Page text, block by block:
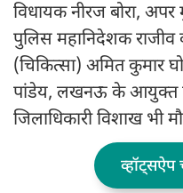
विधायक नीरज बोरा,
पुलिस महानिदेशक
(चिकित्सा) अमित कुमार
पांडेय, लखनऊ के आयुक्त
जिलाधिकारी विशाख भी